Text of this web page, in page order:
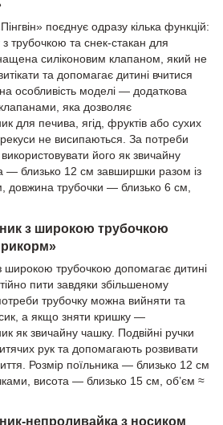
поєднує одразу кілька функцій:
трубочкою та снек-стакан для
силіконовим клапаном, який не
та допомагає дитині вчитися
особливість моделі — додаткова
яка дозволяє
для печива, ягід, фруктів або сухих
не висипаються. За потреби
його як звичайну
— близько 12 см завширшки разом із
довжина трубочки — близько 6 см,
з широкою трубочкою
широкою трубочкою допомагає дитині
пити завдяки збільшеному
трубочку можна вийняти та
а якщо зняти кришку —
як звичайну чашку. Подвійні ручки
рук та допомагають розвивати
Розмір поїльника — близько 12 см
висота — близько 15 см, об’єм ≈
непроливайка з носиком